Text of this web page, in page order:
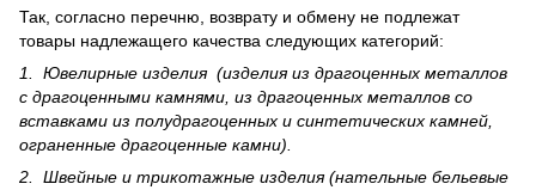
Так, согласно перечню, возврату и обмену не подлежат
товары надлежащего качества следующих категорий:
1. Ювелирные изделия (изделия из драгоценных металлов
с драгоценными камнями, из драгоценных металлов со
вставками из полудрагоценных и синте­тических камней,
ограненные драгоценные камни).
2. Швейные и трикотажные изделия (нательные бельевые